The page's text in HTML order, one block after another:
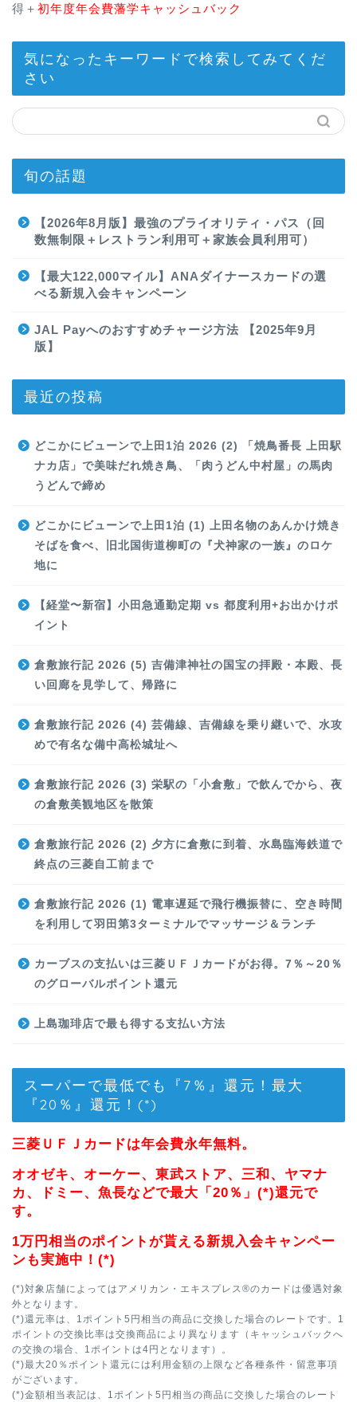
得＋ 初年度年会費藩学キャッシュバック
気になったキーワードで検索してみてくだ
さい
旬の話題
【2026年8月版】最強のプライオリティ・パス（回
数無制限＋レストラン利用可＋家族会員利用可）
【最大122,000マイル】ANAダイナースカードの選
べる新規入会キャンペーン
JAL Payへのおすすめチャージ方法 【2025年9月
版】
最近の投稿
どこかにビューンで上田1泊 2026 (2) 「焼鳥番長 上田駅
ナカ店」で美味だれ焼き鳥、「肉うどん中村屋」の馬肉
うどんで締め
どこかにビューンで上田1泊 (1) 上田名物のあんかけ焼き
そばを食べ、旧北国街道柳町の『犬神家の一族』のロケ
地に
【経堂〜新宿】小田急通勤定期 vs 都度利用+お出かけポ
イント
倉敷旅行記 2026 (5) 吉備津神社の国宝の拝殿・本殿、長
い回廊を見学して、帰路に
倉敷旅行記 2026 (4) 芸備線、吉備線を乗り継いで、水攻
めで有名な備中高松城址へ
倉敷旅行記 2026 (3) 栄駅の「小倉敷」で飲んでから、夜
の倉敷美観地区を散策
倉敷旅行記 2026 (2) 夕方に倉敷に到着、水島臨海鉄道で
終点の三菱自工前まで
倉敷旅行記 2026 (1) 電車遅延で飛行機振替に、空き時間
を利用して羽田第3ターミナルでマッサージ＆ランチ
カーブスの支払いは三菱ＵＦＪカードがお得。7％～20％
のグローバルポイント還元
上島珈琲店で最も得する支払い方法
スーパーで最低でも『7％』還元！最大
『20％』還元！(*)
三菱ＵＦＪカードは年会費永年無料。
オオゼキ、オーケー、東武ストア、三和、ヤマナ
カ、ドミー、魚長などで最大「20％」(*)還元で
す。
1万円相当のポイントが貰える新規入会キャンペー
ンも実施中！(*)
(*)対象店舗によってはアメリカン・エキスプレス®のカードは優遇対象
外となります。
(*)還元率は、1ポイント5円相当の商品に交換した場合のレートです。1
ポイントの交換比率は交換商品により異なります（キャッシュバックへ
の交換の場合、1ポイントは4円となります）。
(*)最大20％ポイント還元には利用金額の上限など各種条件・留意事項
がございます。
(*)金額相当表記は、1ポイント5円相当の商品に交換した場合のレート